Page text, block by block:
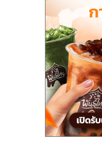
ปรึกษา
แฟ
ไชส์,